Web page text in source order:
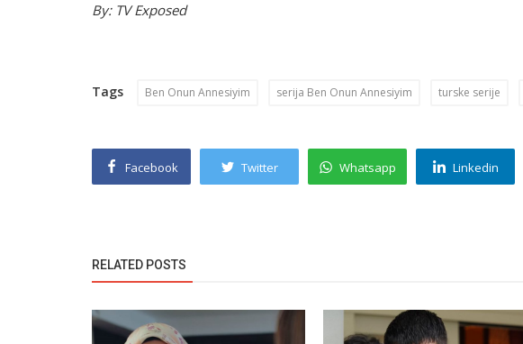
By: TVExposed
Tags Ben Onun Annesiyim serija Ben Onun Annesiyim turske serije
Facebook Twitter Whatsapp Linkedin
RELATED POSTS